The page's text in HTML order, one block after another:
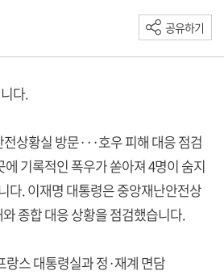
공유하기
다.
상황실 방문···호우 피해 대응 점검
기록적인 폭우가 쏟아져 4명이 숨지
다. 이재명 대통령은 중앙재난안전상
종합 대응 상황을 점검했습니다.
랑스 대통령실과 정·재계 면담